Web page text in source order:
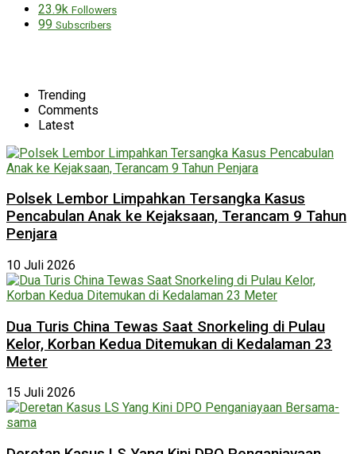
23.9k Followers
99 Subscribers
Trending
Comments
Latest
Polsek Lembor Limpahkan Tersangka Kasus
Pencabulan Anak ke Kejaksaan, Terancam 9 Tahun
Penjara
10 Juli 2026
Dua Turis China Tewas Saat Snorkeling di Pulau
Kelor, Korban Kedua Ditemukan di Kedalaman 23
Meter
15 Juli 2026